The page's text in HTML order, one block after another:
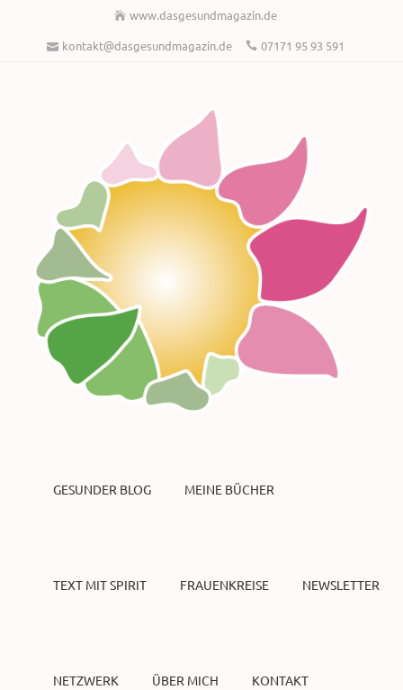
www.dasgesundmagazin.de
kontakt@dasgesundmagazin.de
07171 95 93 591
GESUNDER BLOG MEINE BÜCHER
TEXT MIT SPIRIT FRAUENKREISE NEWSLETTER
NETZWERK ÜBER MICH KONTAKT